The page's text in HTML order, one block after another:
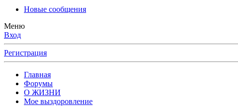
Новые сообщения
Меню
Вход
Регистрация
Главная
Форумы
О ЖИЗНИ
Мое выздоровление